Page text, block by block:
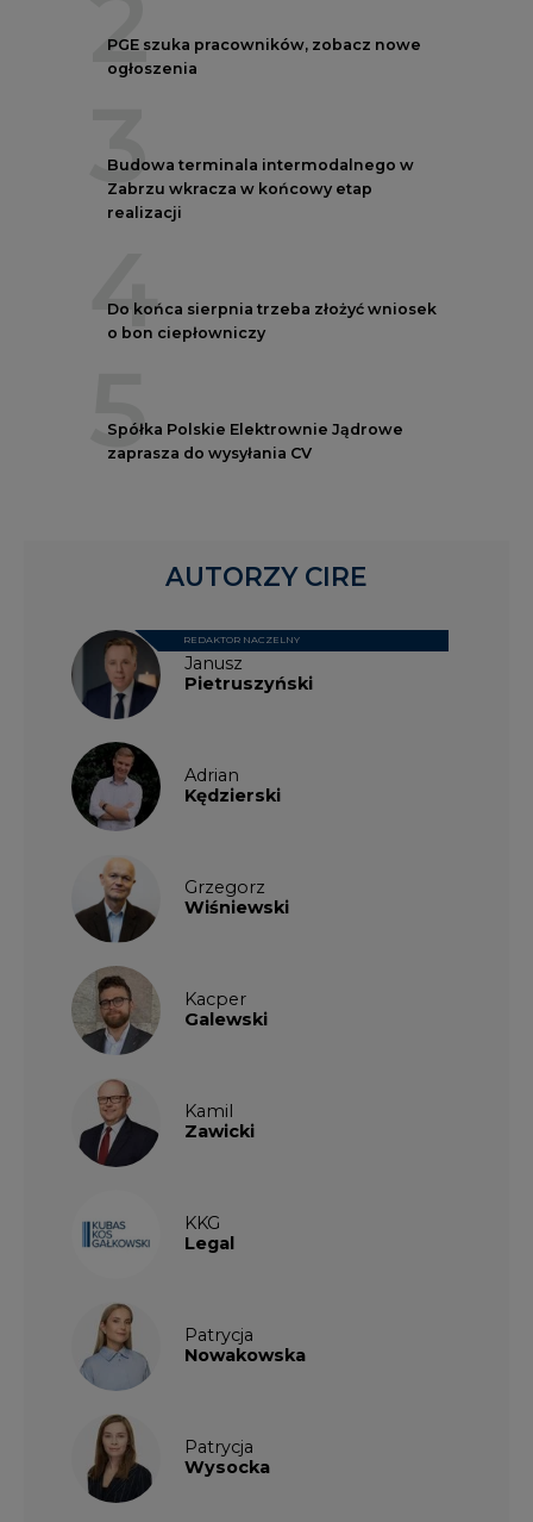
PGE szuka pracowników, zobacz nowe
ogłoszenia
3
Budowa terminala intermodalnego w
Zabrzu wkracza w końcowy etap
realizacji
4
Do końca sierpnia trzeba złożyć wniosek
o bon ciepłowniczy
5
Spółka Polskie Elektrownie Jądrowe
zaprasza do wysyłania CV
Janusz
Pietruszyński
REDAKTOR NACZELNY
Adrian
Kędzierski
Grzegorz
Wiśniewski
Kacper
Galewski
Kamil
Zawicki
KKG
Legal
Patrycja
Nowakowska
Patrycja
Wysocka
AUTORZY CIRE